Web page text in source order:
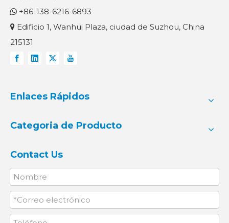
 +86-138-6216-6893
 Edificio 1, Wanhui Plaza, ciudad de Suzhou, China
215131
Enlaces Rápidos
Categoria de Producto
Contact Us